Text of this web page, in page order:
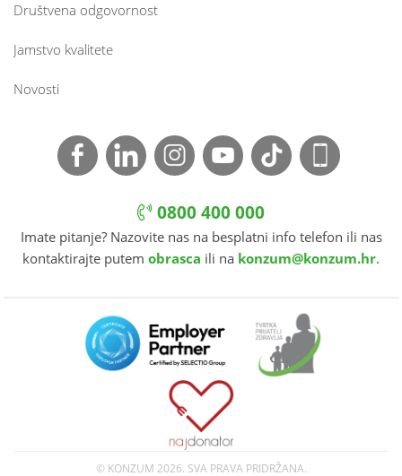
Društvena odgovornost
Jamstvo kvalitete
Novosti
0800 400 000
Imate pitanje? Nazovite nas na besplatni info telefon ili nas
kontaktirajte putem obrasca ili na konzum@konzum.hr.
© KONZUM 2026. SVA PRAVA PRIDRŽANA.